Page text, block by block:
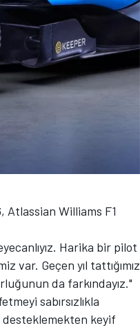
Atlassian Williams F1
Harika bir pilot
Geçen yıl tattığımız
da farkındayız."
sabırsızlıkla
desteklemekten keyif